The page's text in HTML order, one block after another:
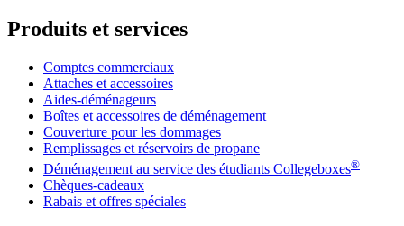
Produits et services
Comptes commerciaux
Attaches et accessoires
Aides-déménageurs
Boîtes et accessoires de déménagement
Couverture pour les dommages
Remplissages et réservoirs de propane
Déménagement au service des étudiants Collegeboxes®
Chèques-cadeaux
Rabais et offres spéciales